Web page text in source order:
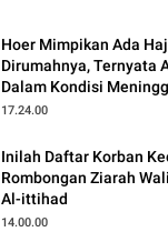
Hoer Mimpikan Ada
Dirumahnya, Ternyata
Dalam Kondisi
17.24.00
Inilah Daftar Korban
Rombongan Ziarah
Al-ittihad
14.00.00